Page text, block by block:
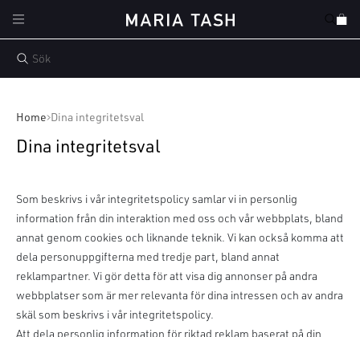
till
innehåll
Home Dina integritetsval
Dina integritetsval
Som beskrivs i vår integritetspolicy samlar vi in personlig
information från din interaktion med oss och vår webbplats, bland
annat genom cookies och liknande teknik. Vi kan också komma att
dela personuppgifterna med tredje part, bland annat
reklampartner. Vi gör detta för att visa dig annonser på andra
webbplatser som är mer relevanta för dina intressen och av andra
skäl som beskrivs i vår integritetspolicy.
Att dela personlig information för riktad reklam baserat på din